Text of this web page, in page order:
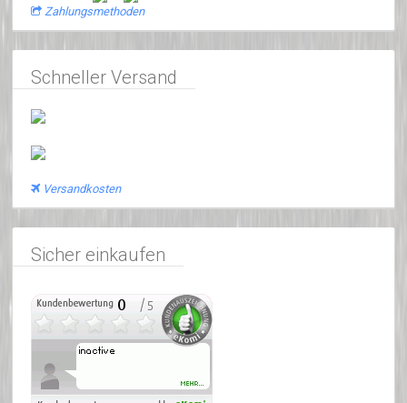
Zahlungsmethoden
Schneller Versand
Versandkosten
Sicher einkaufen